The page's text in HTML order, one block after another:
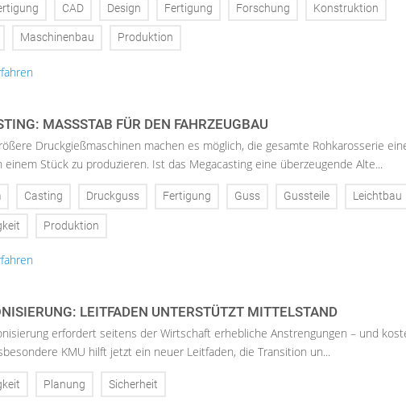
CAD Design Fertigung Forschung Konstruktion
Maschinenbau Produktion
MASSSTAB FÜR DEN FAHRZEUGBAU
Druckgießmaschinen machen es möglich, die gesamte Rohkarosserie
einem Stück zu produzieren. Ist das Megacasting eine überzeugende Alte...
Casting Druckguss Fertigung Guss Gussteile Leichtbau
Produktion
LEITFADEN UNTERSTÜTZT MITTELSTAND
erfordert seitens der Wirtschaft erhebliche Anstrengungen – und
KMU hilft jetzt ein neuer Leitfaden, die Transition un...
Planung Sicherheit